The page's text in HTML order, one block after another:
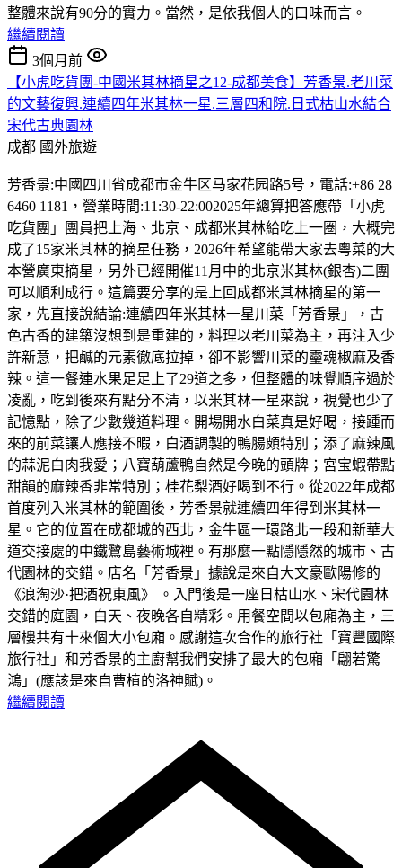
整體來說有90分的實力。當然，是依我個人的口味而言。
繼續閱讀
3個月前
【小虎吃貨團-中國米其林摘星之12-成都美食】芳香景.老川菜
的文藝復興.連續四年米其林一星.三層四和院.日式枯山水結合
宋代古典園林
成都 國外旅遊
芳香景:中國四川省成都市金牛区马家花园路5号，電話:+86 28
6460 1181，營業時間:11:30-22:002025年總算把答應帶「小虎
吃貨團」團員把上海、北京、成都米其林給吃上一圈，大概完
成了15家米其林的摘星任務，2026年希望能帶大家去粵菜的大
本營廣東摘星，另外已經開催11月中的北京米其林(銀杏)二團
可以順利成行。這篇要分享的是上回成都米其林摘星的第一
家，先直接說結論:連續四年米其林一星川菜「芳香景」，古
色古香的建築沒想到是重建的，料理以老川菜為主，再注入少
許新意，把鹹的元素徹底拉掉，卻不影響川菜的𩆜魂椒麻及香
辣。這一餐連水果足足上了29道之多，但整體的味覺順序過於
凌亂，吃到後來有點分不清，以米其林一星來說，視覺也少了
記憶點，除了少數幾道料理。開場開水白菜真是好喝，接踵而
來的前菜讓人應接不暇，白酒調製的鴨腸頗特別；添了麻辣風
的蒜泥白肉我愛；八寶葫蘆鴨自然是今晚的頭牌；宮宝蝦帶點
甜韻的麻辣香非常特別；桂花梨酒好喝到不行。從2022年成都
首度列入米其林的範圍後，芳香景就連續四年得到米其林一
星。它的位置在成都城的西北，金牛區一環路北一段和新華大
道交接處的中鐵鷺島藝術城裡。有那麼一點隱隱然的城市、古
代園林的交錯。店名「芳香景」據說是來自大文豪歐陽修的
《浪淘沙·把酒祝東風》 。入門後是一座日枯山水、宋代園林
交錯的庭園，白天、夜晚各自精彩。用餐空間以包廂為主，三
層樓共有十來個大小包廂。感謝這次合作的旅行社「寶豐國際
旅行社」和芳香景的主廚幫我們安排了最大的包廂「翩若驚
鴻」(應該是來自曹植的洛神賦)。
繼續閱讀